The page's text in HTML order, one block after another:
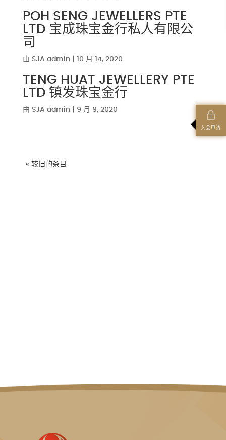
入会申请
POH SENG JEWELLERS PTE
LTD 宝成珠宝金行私人有限公
司
由 SJA admin 10 月 14, 2020
TENG HUAT JEWELLERY PTE
LTD 镇发珠宝金行
由 SJA admin 9 月 9, 2020
« 较旧的条目